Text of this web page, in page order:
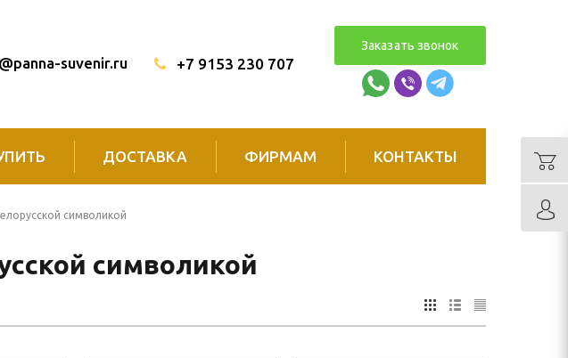
suvenir.ru +7 9153 230 707
Заказать звонок
ДОСТАВКА ФИРМАМ КОНТАКТЫ
символикой
символикой